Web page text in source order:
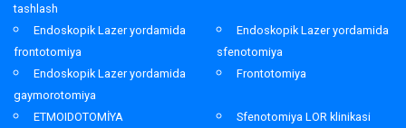
tashlash
Endoskopik Lazer yordamida
frontotomiya
Endoskopik Lazer yordamida
sfenotomiya
Endoskopik Lazer yordamida
gaymorotomiya
Frontotomiya
ETMOIDOTOMİYA
Sfenotomiya LOR klinikasi